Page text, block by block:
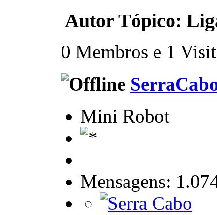
Autor Tópico:
0 Membros e 1
Mini Robot
Mensagens: